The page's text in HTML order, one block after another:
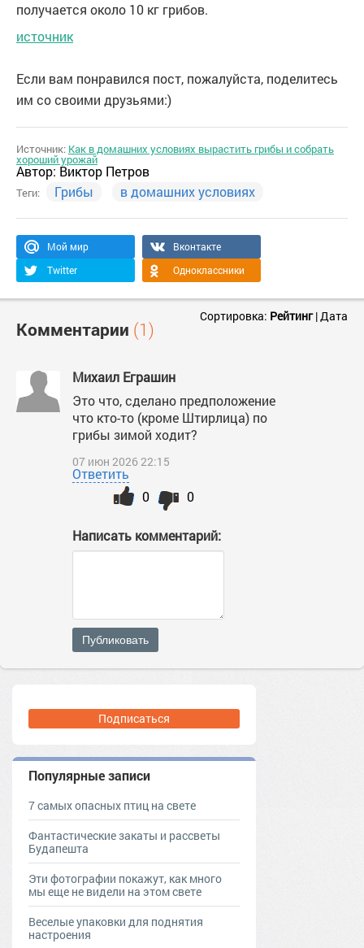
получается около 10 кг грибов.
источник
Если вам понравился пост, пожалуйста, поделитесь
им со своими друзьями:)
Источник: Как в домашних условиях вырастить грибы и собрать
хороший урожай
Автор: Виктор Петров
Теги: Грибы в домашних условиях
Мой мир
Вконтакте
Twitter
Одноклассники
Комментарии (1)
Сортировка: Рейтинг|Дата
Михаил Еграшин
Это что, сделано предположение
что кто-то (кроме Штирлица) по
грибы зимой ходит?
07 июн 2026 22:15
Ответить
0
0
Написать комментарий:
Публиковать
Подписаться
Популярные записи
7 самых опасных птиц на свете
Фантастические закаты и рассветы
Будапешта
Эти фотографии покажут, как много
мы еще не видели на этом свете
Веселые упаковки для поднятия
настроения